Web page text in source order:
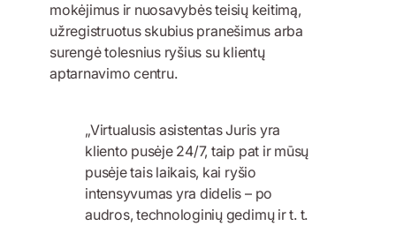
mokėjimus ir nuosavybės teisių keitimą,
užregistruotus skubius pranešimus arba
surengė tolesnius ryšius su klientų
aptarnavimo centru.
„Virtualusis asistentas Juris yra
kliento pusėje 24/7, taip pat ir mūsų
pusėje tais laikais, kai ryšio
intensyvumas yra didelis – po
audros, technologinių gedimų ir t. t.